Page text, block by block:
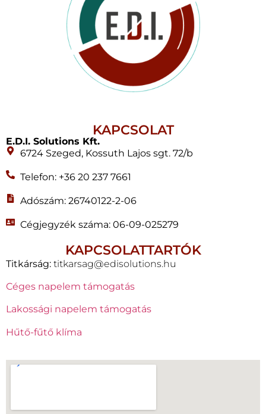
KAPCSOLAT
E.D.I. Solutions Kft.
6724 Szeged, Kossuth Lajos sgt. 72/b
Telefon: +36 20 237 7661
Adószám: 26740122-2-06
Cégjegyzék száma: 06-09-025279
KAPCSOLATTARTÓK
Titkárság: titkarsag@edisolutions.hu
Céges napelem támogatás
Lakossági napelem támogatás
Hűtő-fűtő klíma